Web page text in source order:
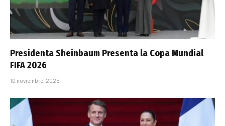
Presidenta Sheinbaum Presenta la Copa Mundial
FIFA 2026
10 noviembre, 2025